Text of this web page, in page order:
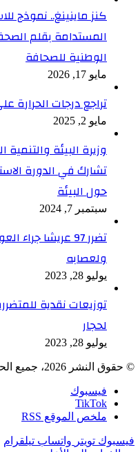
كنز ماينينغ.. نموذج
المستدامة بقلم
الوطنية للصحافة
مايو 17, 2026
تراجع درجات الحرارة
مايو 2, 2025
وزيرة البيئة
تشارك في الدورة
حول البيئة
سبتمبر 7, 2024
تضرر 97 عريشا
ولعصابه
يوليو 28, 2023
توزيعات نقدية
لحجار
يوليو 28, 2023
© حقوق النشر 2026، جميع الحقوق محفوظة
فيسبوك
TikTok
ملخص الموقع RSS
فيسبوك تويتر واتساب تيلقرام